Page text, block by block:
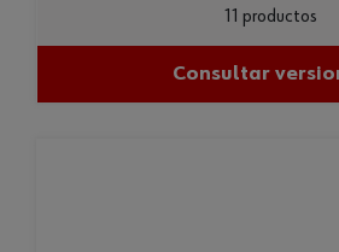
11 productos
Consultar